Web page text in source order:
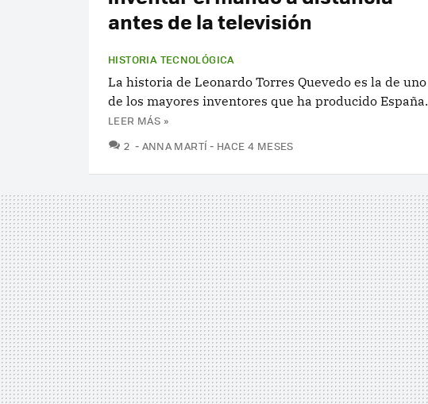
antes de la televisión
HISTORIA TECNOLÓGICA
La historia de Leonardo Torres Quevedo es la de uno
de los mayores inventores que ha producido España.
LEER MÁS »
2 COMENTARIOS
ANNA MARTÍ HACE 4 MESES